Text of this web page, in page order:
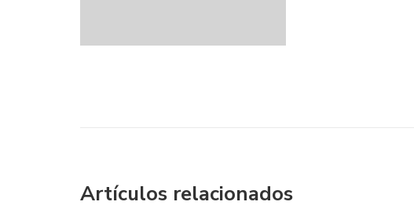
Artículos relacionados